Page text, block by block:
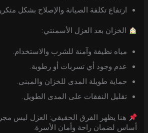
ارتفاع تكلفة الصيانة والإصلاح بشكل متكرر.
الخزان بعد العزل الأسمنتي:
مياه نظيفة وآمنة للشرب والاستخدام.
عدم وجود أي تسربات أو رطوبة.
حماية طويلة المدى للخزان والمبنى.
تقليل النفقات على المدى الطويل.
هنا يظهر الفرق الحقيقي: العزل ليس
أساس لضمان راحة وأمان الأسرة.